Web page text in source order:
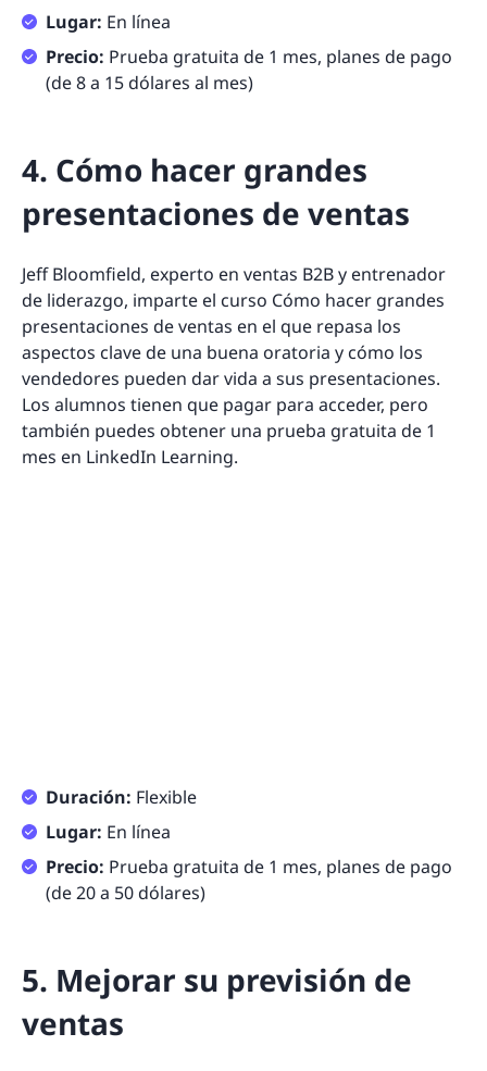
Lugar: En línea
Precio: Prueba gratuita de 1 mes, planes de pago
(de 8 a 15 dólares al mes)
4. Cómo hacer grandes
presentaciones de ventas
Jeff Bloomfield, experto en ventas B2B y entrenador
de liderazgo, imparte el curso Cómo hacer grandes
presentaciones de ventas en el que repasa los
aspectos clave de una buena oratoria y cómo los
vendedores pueden dar vida a sus presentaciones.
Los alumnos tienen que pagar para acceder, pero
también puedes obtener una prueba gratuita de 1
mes en LinkedIn Learning.
Duración: Flexible
Lugar: En línea
Precio: Prueba gratuita de 1 mes, planes de pago
(de 20 a 50 dólares)
5. Mejorar su previsión de
ventas